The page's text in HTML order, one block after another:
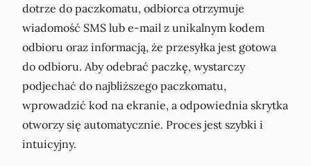
dotrze do paczkomatu, odbiorca otrzymuje
wiadomość SMS lub e-mail z unikalnym kodem
odbioru oraz informacją, że przesyłka jest gotowa
do odbioru. Aby odebrać paczkę, wystarczy
podjechać do najbliższego paczkomatu,
wprowadzić kod na ekranie, a odpowiednia skrytka
otworzy się automatycznie. Proces jest szybki i
intuicyjny.